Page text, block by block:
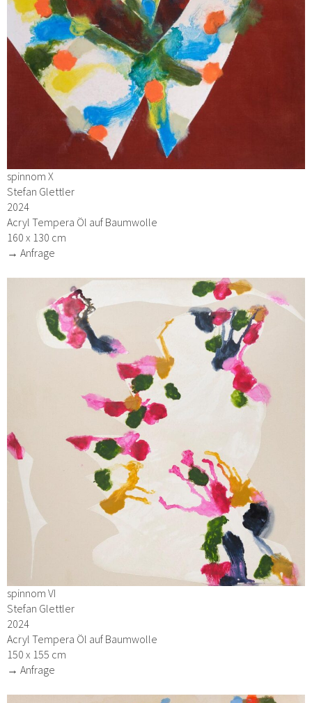
spinnom X
Stefan Glettler
2024
Acryl Tempera Öl auf Baumwolle
160 x 130 cm
→ Anfrage
spinnom VI
Stefan Glettler
2024
Acryl Tempera Öl auf Baumwolle
150 x 155 cm
→ Anfrage